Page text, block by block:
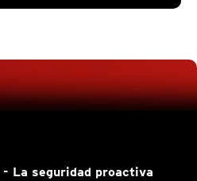
- La seguridad proactiva